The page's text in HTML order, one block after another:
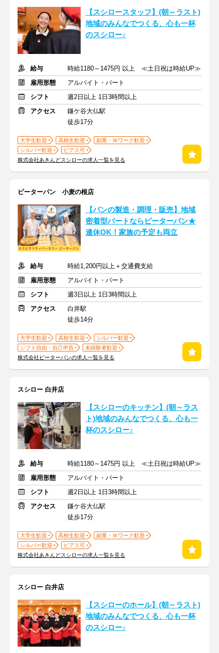
【スシロースタッフ】(朝～ラスト)
地域のみんなでつくる、心も一杯
のスシロー♪
給与
時給1180～1475円 以上 ≪土日祝は時給UP≫
雇用形態
アルバイト・パート
シフト
週2日以上 1日3時間以上
アクセス
鎌ケ谷大仏駅
徒歩17分
大学生歓迎 高校生歓迎
副業・Ｗワーク歓迎
シルバー歓迎
ピアス可
株式会社あきんどスシローの求人一覧を見る
ピーターパン 小麦の根店
【パンの製造・調理・販売】地域
密着型パートならピーターパン★
連休OK！家族の予定も両立
給与
時給1,200円以上＋交通費支給
雇用形態
アルバイト・パート
シフト
週3日以上 1日3時間以上
アクセス
白井駅
徒歩14分
大学生歓迎 高校生歓迎
シルバー歓迎
シフト自由・自己申告
未経験者歓迎
株式会社ピーターパンの求人一覧を見る
スシロー 白井店
【スシローのキッチン】(朝～ラス
ト)地域のみんなでつくる、心も一
杯のスシロー♪
給与
時給1180～1475円 以上 ≪土日祝は時給UP≫
雇用形態
アルバイト・パート
シフト
週2日以上 1日3時間以上
アクセス
鎌ケ谷大仏駅
徒歩17分
大学生歓迎 高校生歓迎
副業・Ｗワーク歓迎
シルバー歓迎
ピアス可
株式会社あきんどスシローの求人一覧を見る
スシロー 白井店
【スシローのホール】(朝～ラスト)
地域のみんなでつくる、心も一杯
のスシロー♪